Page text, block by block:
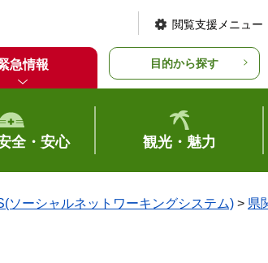
閲覧支援メニュー
急情報 目的から探す
全・安心 観光・魅力
ソーシャルネットワーキングシステム) > 県